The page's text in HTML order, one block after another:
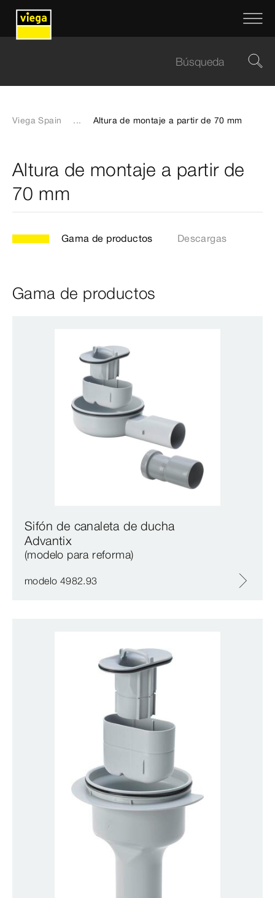
Viega Spain ... Altura de montaje a partir de 70 mm
Altura de montaje a partir de
70 mm
Gama de productos Descargas
Gama de productos
Sifón de canaleta de ducha
Advantix
(modelo para reforma)
modelo 4982.93